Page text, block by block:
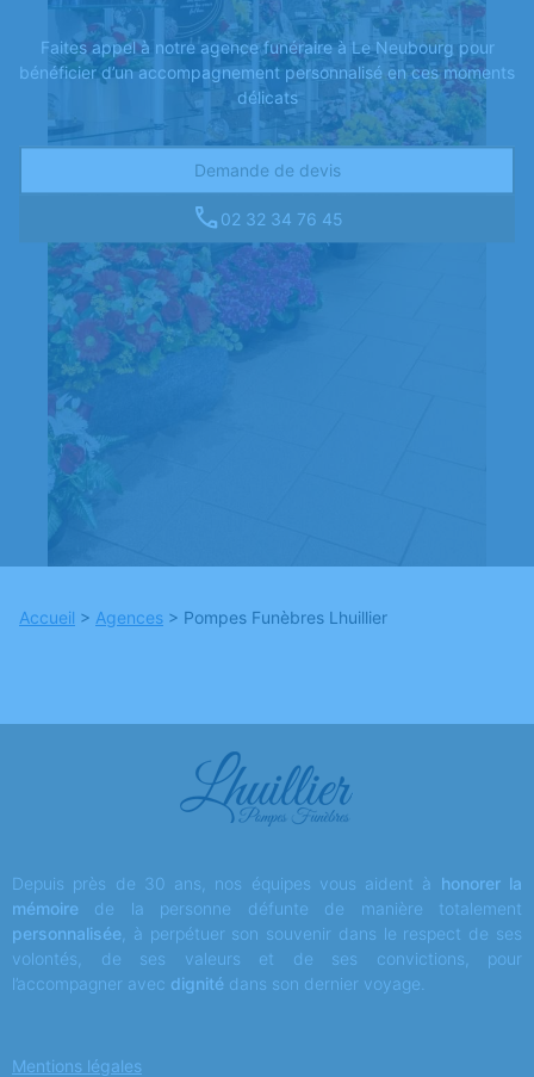
Faites appel à notre agence funéraire à Le Neubourg pour
bénéficier d’un accompagnement personnalisé en ces moments
délicats
Demande de devis
02 32 34 76 45
Accueil > Agences > Pompes Funèbres Lhuillier
Depuis près de 30 ans, nos équipes vous aident à honorer la
mémoire de la personne défunte de manière totalement
personnalisée , à perpétuer son souvenir dans le respect de ses
volontés, de ses valeurs et de ses convictions, pour
l’accompagner avec dignité dans son dernier voyage.
Mentions légales